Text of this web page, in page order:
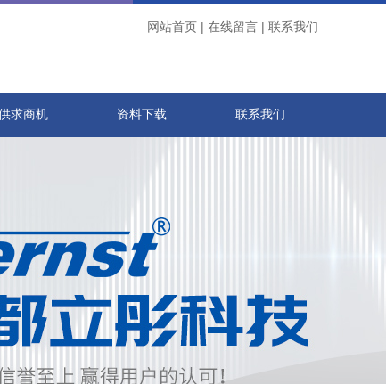
网站首页 | 在线留言 | 联系我们
求商机 资料下载 联系我们